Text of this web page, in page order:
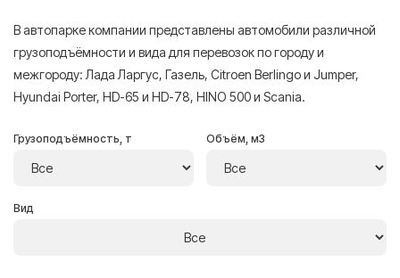
В автопарке компании представлены автомобили различной
грузоподъёмности и вида для перевозок по городу и
межгороду: Лада Ларгус, Газель, Citroen Berlingo и Jumper,
Hyundai Porter, HD-65 и HD-78, HINO 500 и Scania.
Грузоподъёмность, т Объём, м3
Вид